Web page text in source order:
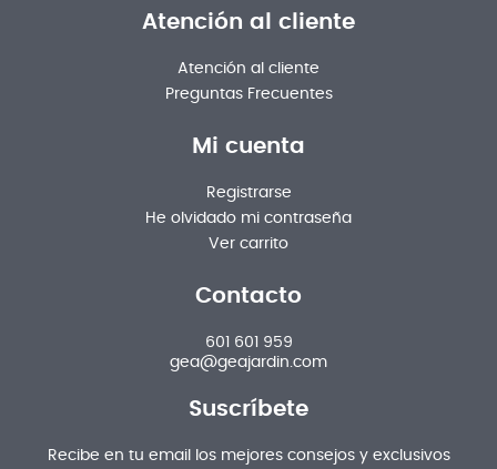
Atención al cliente
Atención al cliente
Preguntas Frecuentes
Mi cuenta
Registrarse
He olvidado mi contraseña
Ver carrito
Contacto
601 601 959
gea@geajardin.com
Suscríbete
Recibe en tu email los mejores consejos y exclusivos